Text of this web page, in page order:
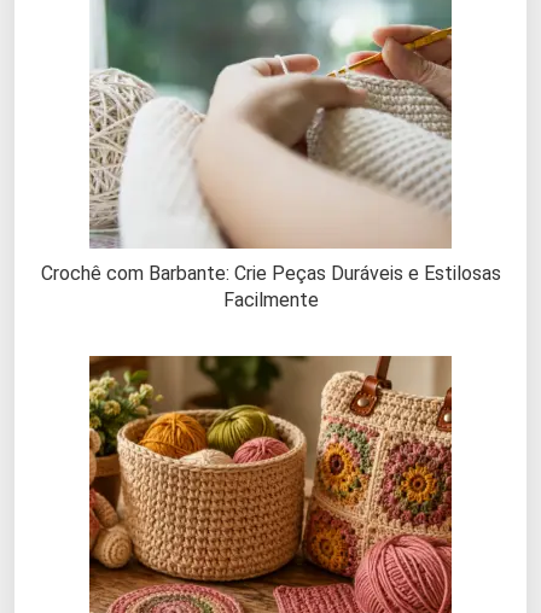
Crochê com Barbante: Crie Peças Duráveis e Estilosas
Facilmente